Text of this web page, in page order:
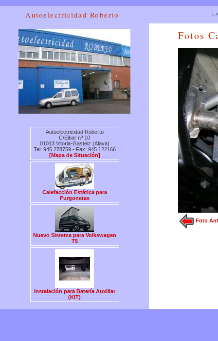
Autoelectricidad Roberto
Autoelectricidad Roberto
C/Eibar nº 10
01013 Vitoria-Gasteiz (Alava)
Tel: 945 278759 - Fax: 945 122166
[Mapa de Situación]
Calefacción Estática para
Furgonetas
Nuevo Sistema para Volkswagen
T5
Instalación para Batería Auxiliar
(KIT)
Fotos
Foto